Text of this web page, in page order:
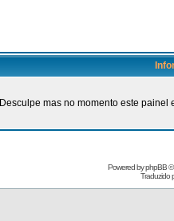
Desculpe mas no momento este painel
Powered byphpBB©
Traduzido